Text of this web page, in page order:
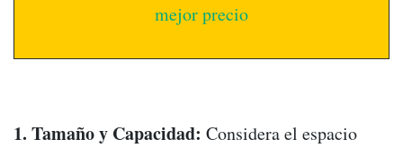
mejor precio
1. Tamaño y Capacidad: Considera el espacio